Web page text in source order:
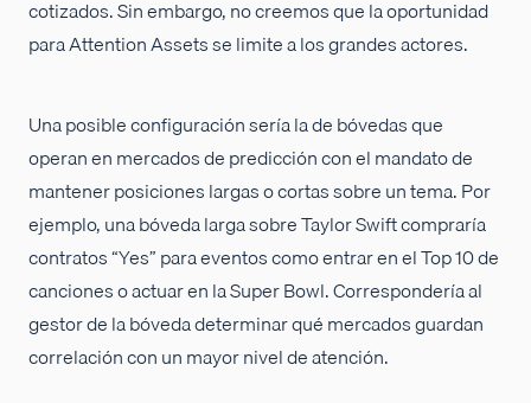
cotizados. Sin embargo, no creemos que la oportunidad
para Attention Assets se limite a los grandes actores.
Una posible configuración sería la de bóvedas que
operan en mercados de predicción con el mandato de
mantener posiciones largas o cortas sobre un tema. Por
ejemplo, una bóveda larga sobre Taylor Swift compraría
contratos “Yes” para eventos como entrar en el Top 10 de
canciones o actuar en la Super Bowl. Correspondería al
gestor de la bóveda determinar qué mercados guardan
correlación con un mayor nivel de atención.